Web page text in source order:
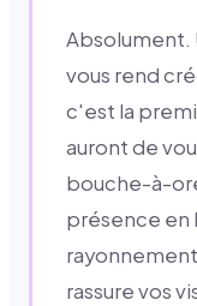
Absolument.
vous rend
c'est la
auront de
bouche-à-
présence en
rassure vos